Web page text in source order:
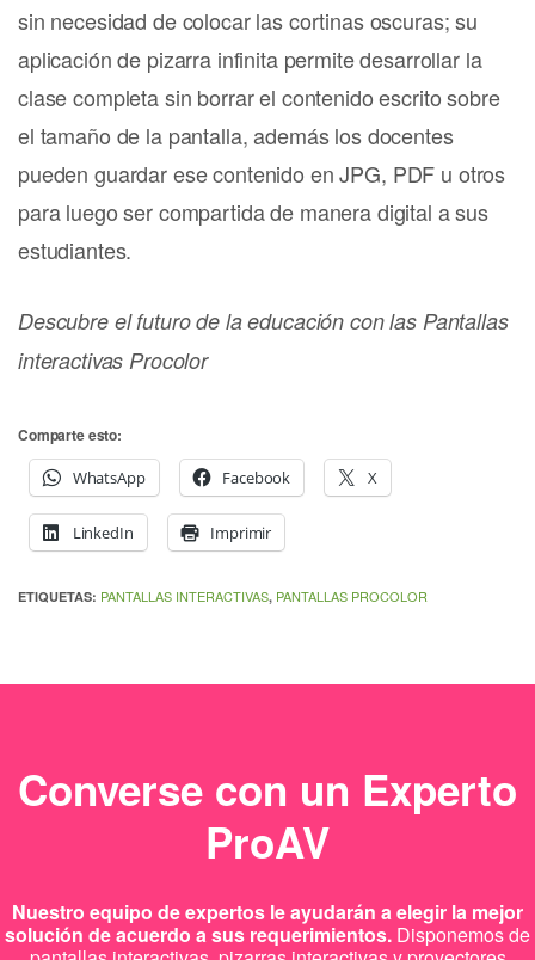
sin necesidad de colocar las cortinas oscuras; su
aplicación de pizarra infinita permite desarrollar la
clase completa sin borrar el contenido escrito sobre
el tamaño de la pantalla, además los docentes
pueden guardar ese contenido en JPG, PDF u otros
para luego ser compartida de manera digital a sus
estudiantes.
Descubre el futuro de la educación con las Pantallas
interactivas Procolor
Comparte esto:
WhatsApp
Facebook X
LinkedIn Imprimir
ETIQUETAS: PANTALLAS INTERACTIVAS, PANTALLAS PROCOLOR
Converse con un Experto
ProAV
Nuestro equipo de expertos le ayudarán a elegir la mejor
solución de acuerdo a sus requerimientos. Disponemos de